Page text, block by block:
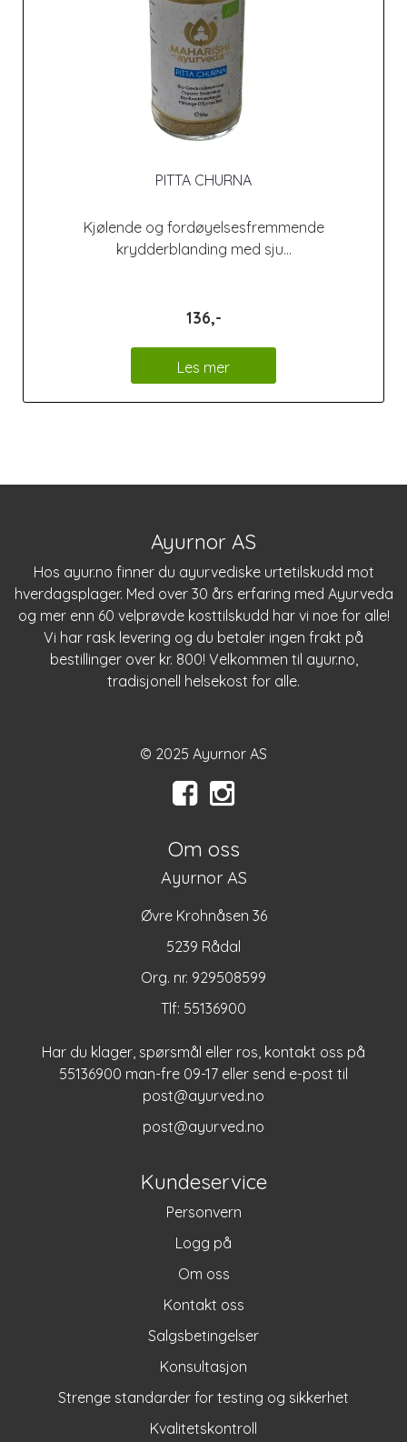
PITTA CHURNA
Kjølende og fordøyelsesfremmende
krydderblanding med sju...
136,-
Les mer
Ayurnor AS
Hos ayur.no finner du ayurvediske urtetilskudd mot
hverdagsplager. Med over 30 års erfaring med Ayurveda
og mer enn 60 velprøvde kosttilskudd har vi noe for alle!
Vi har rask levering og du betaler ingen frakt på
bestillinger over kr. 800! Velkommen til ayur.no
tradisjonell helsekost for alle.
© 2025 Ayurnor AS
Om oss
Ayurnor AS
Øvre Krohnåsen 36
5239 Rådal
Org. nr. 929508599
Tlf: 55136900
Har du klager, spørsmål eller ros, kontakt oss på
55136900 man-fre 09-17 eller send e-post til
post@ayurved.no
post@ayurved.no
Kundeservice
Personvern
Logg på
Om oss
Kontakt oss
Salgsbetingelser
Konsultasjon
Strenge standarder for testing og sikkerhet
Kvalitetskontroll